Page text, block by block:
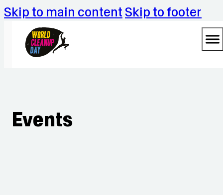
Skip to main content Skip to footer
Events